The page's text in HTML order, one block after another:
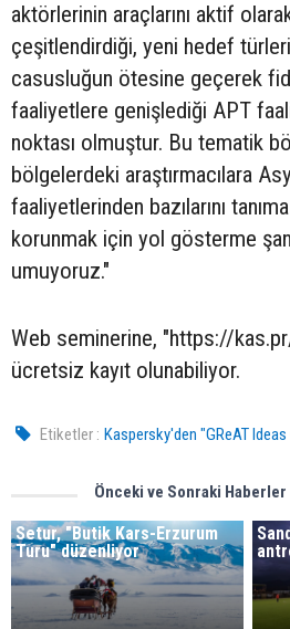
aktörlerinin araçlarını aktif
çeşitlendirdiği, yeni hedef
casusluğun ötesine geçerek
faaliyetlere genişlediği APT
noktası olmuştur. Bu tematik
bölgelerdeki araştırmacılara
faaliyetlerinden bazılarını
korunmak için yol gösterme
umuyoruz."
Web seminerine, "https://
ücretsiz kayıt olunabiliyor.
Etiketler : Kaspersky'den "GReAT
Önceki ve Sonraki Haberler
Setur, "Butik Kars-Erzurum
Turu" düzenliyor